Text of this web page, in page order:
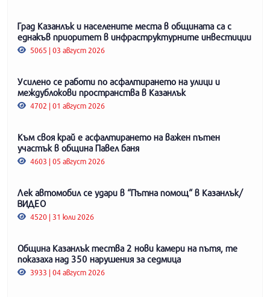
Град Казанлък и населените места в общината са с
еднакъв приоритет в инфраструктурните инвестиции
5065 | 03 август 2026
Усилено се работи по асфалтирането на улици и
междублокови пространства в Казанлък
4702 | 01 август 2026
Към своя край е асфалтирането на важен пътен
участък в община Павел баня
4603 | 05 август 2026
Лек автомобил се удари в “Пътна помощ“ в Казанлък/
ВИДЕО
4520 | 31 юли 2026
Община Казанлък тества 2 нови камери на пътя, те
показаха над 350 нарушения за седмица
3933 | 04 август 2026